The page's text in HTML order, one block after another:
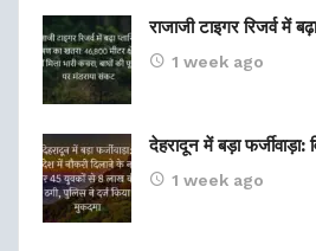
राजाजी टाइगर रिजर्व में
1 week ago
देहरादून में बड़ा
1 week ago